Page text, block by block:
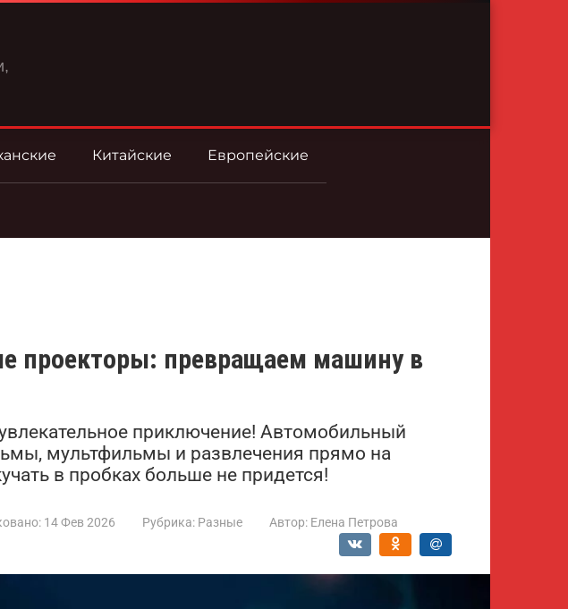
Китайские Европейские
проекторы: превращаем машину в
приключение! Автомобильный
мультфильмы и развлечения прямо на
в пробках больше не придется!
14 Фев 2026 Рубрика: Разные Автор: Елена Петрова